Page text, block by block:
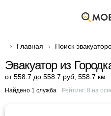
Главная Поиск
Эвакуатор из
от 558.7 до 558.7 руб 558.7 км
Найдено 1 служба Рейтинг: 8 на